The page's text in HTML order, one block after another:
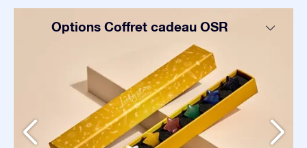
Options Coffret cadeau OSR